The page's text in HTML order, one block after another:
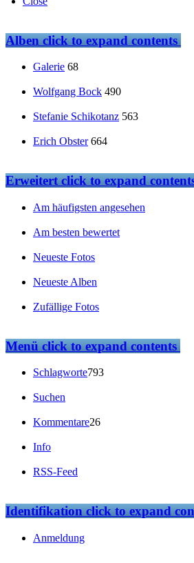
Albenclick to expand contents
Galerie 68
Wolfgang Bock 490
Stefanie Schikotanz 563
Erich Obster 664
Erweitertclick to expand
Am häufigsten angesehen
Am besten bewertet
Neueste Fotos
Neueste Alben
Zufällige Fotos
Menüclick to expand contents
Schlagworte793
Suchen
Kommentare26
Info
RSS-Feed
Identifikationclick to expand
Anmeldung